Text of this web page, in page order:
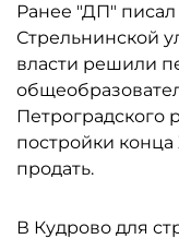
Ранее "ДП" писал
Стрельнинской
власти решили
Петроградского
постройки конца
продать.
В Кудрово для